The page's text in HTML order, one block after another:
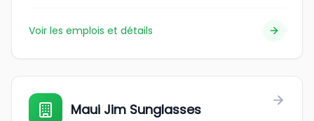
Voir les emplois et détails
Maui Jim Sunglasses